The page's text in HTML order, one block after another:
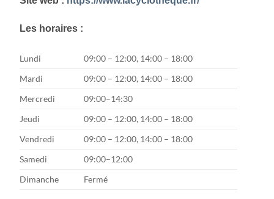
Les horaires :
Lundi
09:00 – 12:00, 14:00 – 18:00
Mardi
09:00 – 12:00, 14:00 – 18:00
Mercredi
09:00–14:30
Jeudi
09:00 – 12:00, 14:00 – 18:00
Vendredi
09:00 – 12:00, 14:00 – 18:00
Samedi
09:00–12:00
Dimanche
Fermé